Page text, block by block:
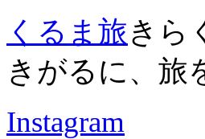
くるま旅きら
きがるに、旅
Instagram